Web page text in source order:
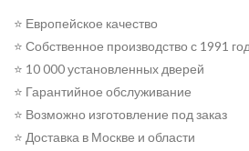
⭐ Европейское качество
⭐ Собственное производство с 1991
⭐ 10 000 установленных дверей
⭐ Гарантийное обслуживание
⭐ Возможно изготовление под заказ
⭐ Доставка в Москве и области